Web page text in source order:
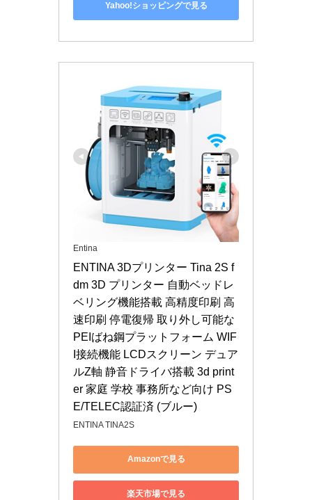
Yahoo!ショッピングで見る
Entina
ENTINA 3Dプリンター Tina 2S f
dm 3D プリンター 自動ベッドレ
ベリング機能搭載 高精度印刷 高
速印刷 停電復帰 取り外し可能な
PEIばね鋼プラットフォーム WIF
I接続機能 LCDスクリーン デュア
ルZ軸 静音ドライバ搭載 3d print
er 家庭 学校 事務所など向け PS
E/TELEC認証済 (ブルー)
ENTINA TINA2S
Amazonで見る
楽天市場で見る